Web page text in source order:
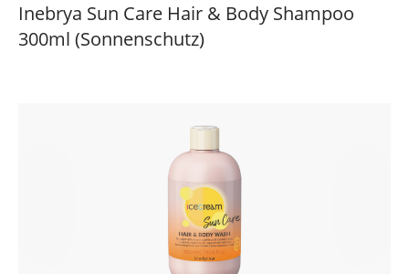
Inebrya Sun Care Hair & Body Shampoo
300ml (Sonnenschutz)